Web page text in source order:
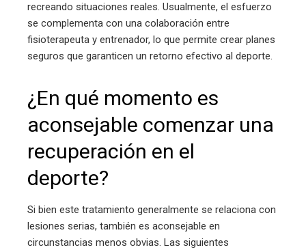
recreando situaciones reales. Usualmente, el esfuerzo
se complementa con una colaboración entre
fisioterapeuta y entrenador, lo que permite crear planes
seguros que garanticen un retorno efectivo al deporte.
¿En qué momento es
aconsejable comenzar una
recuperación en el
deporte?
Si bien este tratamiento generalmente se relaciona con
lesiones serias, también es aconsejable en
circunstancias menos obvias. Las siguientes